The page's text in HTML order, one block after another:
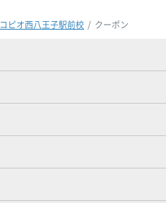
コピオ西八王子駅前校 クーポン